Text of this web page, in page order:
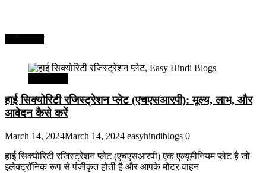
हाई सिक्योरिटी रजिस्ट्रेशन प्लेट (एचएसआरपी): मूल्य, लाभ, और
आवेदन कैसे करें
March 14, 2024March 14, 2024 easyhindiblogs 0
हाई सिक्योरिटी रजिस्ट्रेशन प्लेट (एचएसआरपी) एक एल्यूमीनियम प्लेट है जो
इलेक्ट्रॉनिक रूप से पंजीकृत होती है और आपके मोटर वाहन